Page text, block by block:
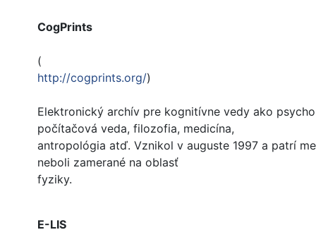
CogPrints
(
http://cogprints.org/)
Elektronický archív pre kognitívne vedy ako
počítačová veda, filozofia, medicína,
antropológia atď. Vznikol v auguste 1997 a patrí
neboli zamerané na oblasť
fyziky.
E-LIS